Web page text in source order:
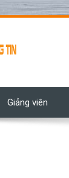
Giảng viên